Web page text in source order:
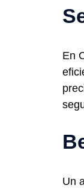
En
Un